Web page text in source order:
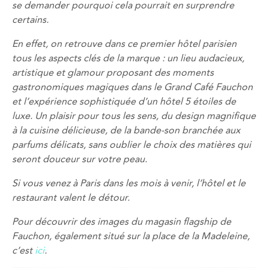
se demander pourquoi cela pourrait en surprendre
certains.
En effet, on retrouve dans ce premier hôtel parisien
tous les aspects clés de la marque : un lieu audacieux,
artistique et glamour proposant des moments
gastronomiques magiques dans le Grand Café Fauchon
et l’expérience sophistiquée d’un hôtel 5 étoiles de
luxe. Un plaisir pour tous les sens, du design magnifique
à la cuisine délicieuse, de la bande-son branchée aux
parfums délicats, sans oublier le choix des matières qui
seront douceur sur votre peau.
Si vous venez à Paris dans les mois à venir, l’hôtel et le
restaurant valent le détour.
Pour découvrir des images du magasin flagship de
Fauchon, également situé sur la place de la Madeleine,
c’est ici.